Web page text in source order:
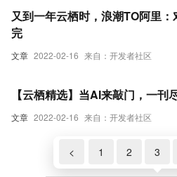
文章 2022-02-16 来自：开发者社区
又到一年云栖时，浪潮TO阿里
完
文章 2022-02-16 来自：开发者社区
【云栖精选】当AI来敲门，一刊
< 1 2 3